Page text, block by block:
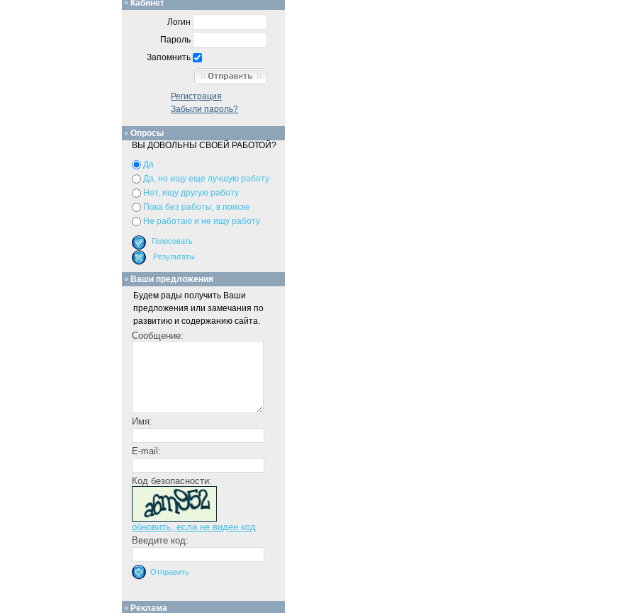
Кабинет
Логин
Пароль
Запомнить
Регистрация
Забыли пароль?
Опросы
ВЫ ДОВОЛЬНЫ СВОЕЙ РАБОТОЙ?
Да
Да, но ищу еще лучшую работу
Нет, ищу другую работу
Пока без работы, в поиске
Не работаю и не ищу работу
Ваши предложения
Будем рады получить Ваши
предложения или замечания по
развитию и содержанию сайта.
Сообщение:
Имя:
E-mail:
Код безопасности:
обновить, если не виден код
Введите код:
Реклама